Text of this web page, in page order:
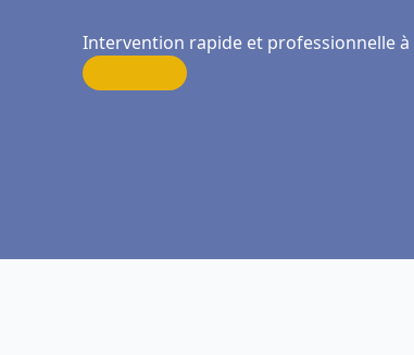
Intervention rapide et professionnelle à